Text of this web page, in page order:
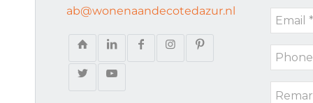
ab@wonenaandecotedazur.nl Email
*
Phone
*